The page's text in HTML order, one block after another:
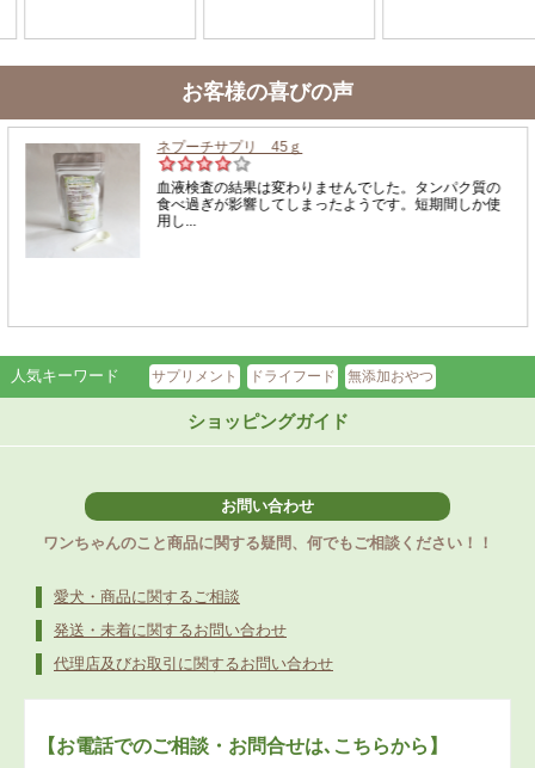
お客様の喜びの声
人気キーワード サプリメント ドライフード 無添加おやつ
ショッピングガイド
お問い合わせ
ワンちゃんのこと商品に関する疑問、何でもご相談ください！！
愛犬・商品に関するご相談
発送・未着に関するお問い合わせ
代理店及びお取引に関するお問い合わせ
【お電話でのご相談・お問合せは､こちらから】